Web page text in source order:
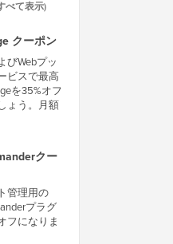
べて表示)
クーポン
びWebプッ
ビスで最高
を35%オフ
ょう。月額
クー
管理用の
プラグ
フになりま